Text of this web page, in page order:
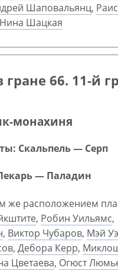
Шаповальянц,
Нина Шацкая
гране 66. 11-й
монахиня
Скальпель — Серп
— Паладин
же расположением
, Робин Уильямс,
, Виктор Чубаров, Мэй
, Дебора Керр,
Цветаева, Огюст